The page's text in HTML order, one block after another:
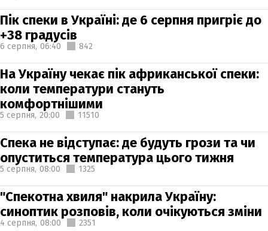
Пік спеки в Україні: де 6 серпня пригріє до
+38 градусів
6 серпня, 06:40 842
На Україну чекає пік африканської спеки:
коли температури стануть
комфортнішими
5 серпня, 20:00 11510
Спека не відступає: де будуть грози та чи
опуститься температура цього тижня
5 серпня, 08:00 1325
"Спекотна хвиля" накрила Україну:
синоптик розповів, коли очікуються зміни
4 серпня, 08:00 2351